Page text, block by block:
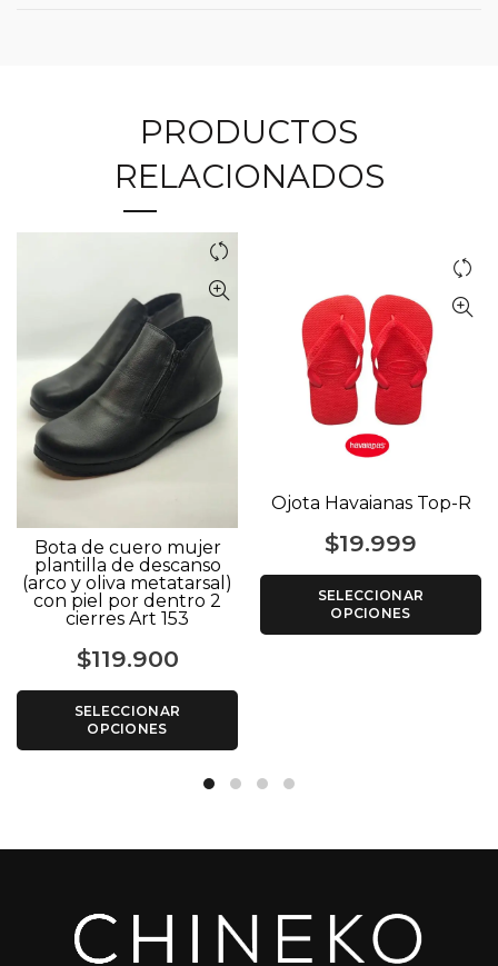
PRODUCTOS
RELACIONADOS
Bota de cuero mujer
plantilla de descanso
(arco y oliva metatarsal)
con piel por dentro 2
cierres Art 153
$119.900
SELECCIONAR
OPCIONES
Ojota Havaianas Top-R
$19.999
SELECCIONAR
OPCIONES